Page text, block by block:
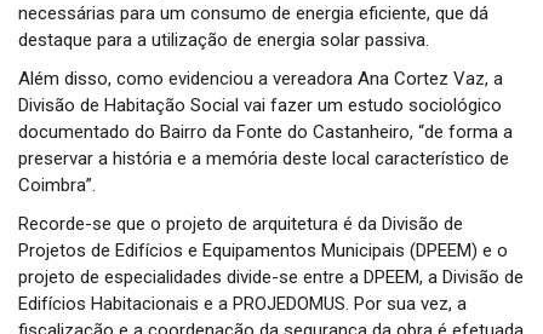
necessárias para um consumo de energia eficiente, que dá
destaque para a utilização de energia solar passiva.
Além disso, como evidenciou a vereadora Ana Cortez Vaz, a
Divisão de Habitação Social vai fazer um estudo sociológico
documentado do Bairro da Fonte do Castanheiro, “de forma a
preservar a história e a memória deste local característico de
Coimbra”.
Recorde-se que o projeto de arquitetura é da Divisão de
Projetos de Edifícios e Equipamentos Municipais (DPEEM) e o
projeto de especialidades divide-se entre a DPEEM, a Divisão de
Edifícios Habitacionais e a PROJEDOMUS. Por sua vez, a